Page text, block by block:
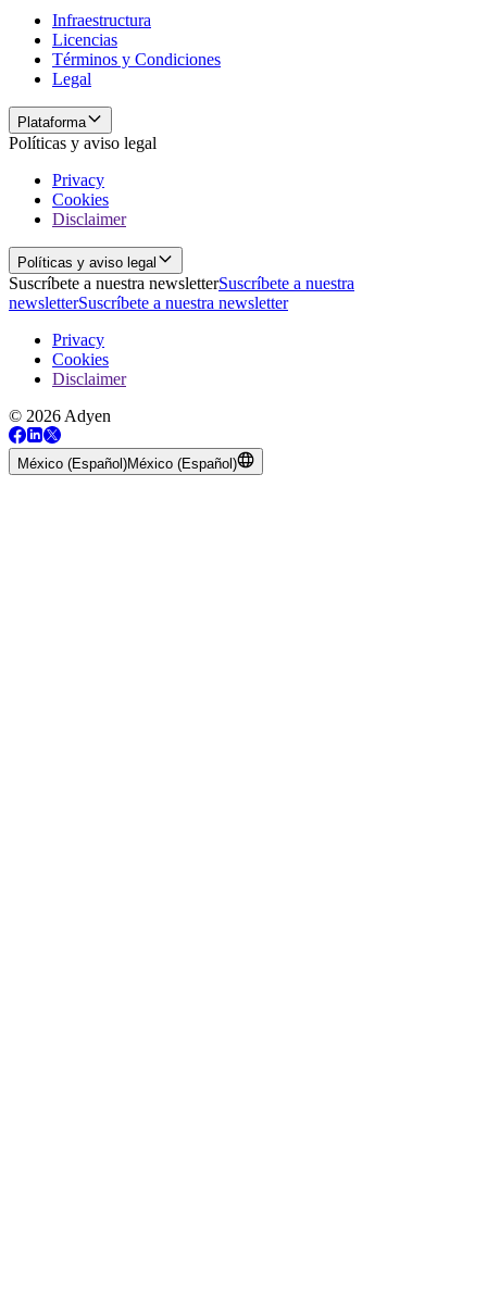
Infraestructura
Licencias
Términos y Condiciones
Legal
Plataforma
Políticas y aviso legal
Privacy
Cookies
Disclaimer
Políticas y aviso legal
Suscríbete a nuestra newsletterSuscríbete a nuestra
newsletterSuscríbete a nuestra newsletter
Privacy
Cookies
Disclaimer
© 2026 Adyen
México (Español)México (Español)